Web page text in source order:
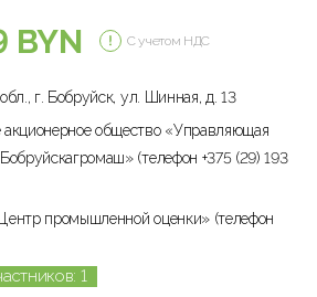
BYN С учетом НДС
г. Бобруйск, ул. Шинная, д. 13
общество «Управляющая
(телефон +375 (29) 193
промышленной оценки» (телефон
1